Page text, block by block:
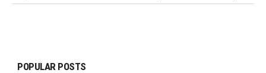
POPULAR POSTS